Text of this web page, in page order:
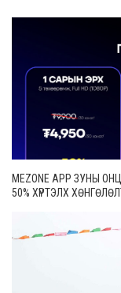
MEZONE APP ЗУНЫ
50% ХҮРТЭЛХ